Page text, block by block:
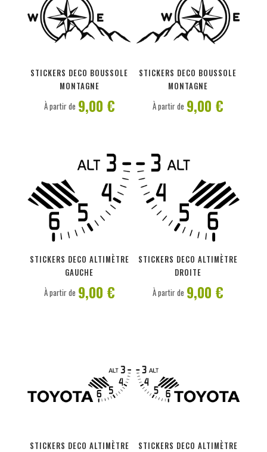
STICKERS DECO BOUSSOLE
MONTAGNE
À partir de 9,00 €
STICKERS DECO BOUSSOLE
MONTAGNE
À partir de 9,00 €
STICKERS DECO ALTIMÈTRE
GAUCHE
À partir de 9,00 €
STICKERS DECO ALTIMÈTRE
DROITE
À partir de 9,00 €
STICKERS DECO ALTIMÈTRE
STICKERS DECO ALTIMÈTRE